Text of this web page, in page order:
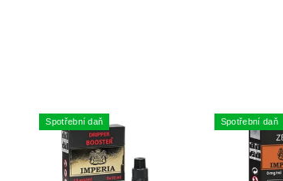
Spotřební daň Spotřební daň